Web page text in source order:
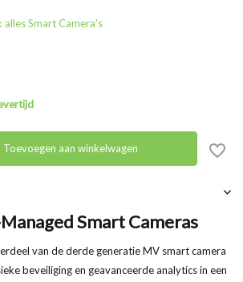
alles Smart Camera's
Toevoegen aan winkelwagen
Smart Cameras
van de derde generatie MV smart camera
beveiliging en geavanceerde analytics in een